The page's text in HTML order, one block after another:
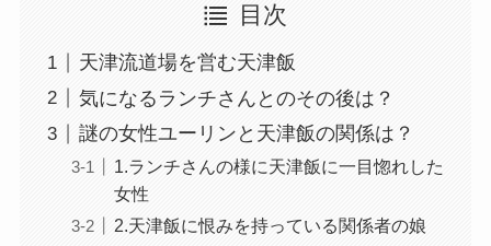
目次
天津流道場を営む天津飯
気になるランチさんとのその後は？
謎の女性ユーリンと天津飯の関係は？
1.ランチさんの様に天津飯に一目惚れした
女性
2.天津飯に恨みを持っている関係者の娘